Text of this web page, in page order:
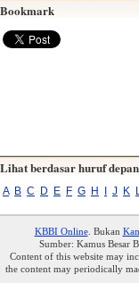
Bookmark
Lihat berdasar huruf
A B C D E F G H J K
KBBI Online. Bukan
Sumber: Kamus Besar
Content of this website may
the content may periodically